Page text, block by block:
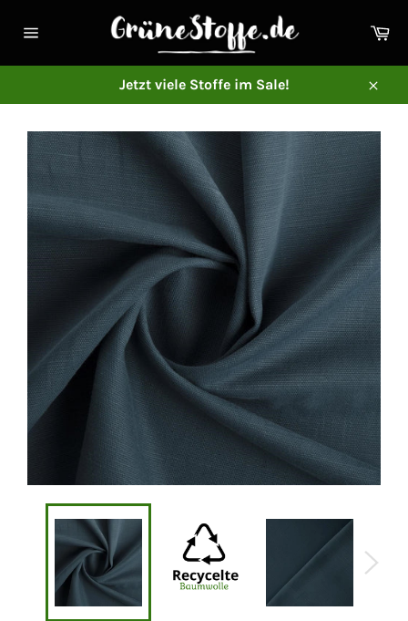
zum
Jetzt viele Stoffe im Sale!